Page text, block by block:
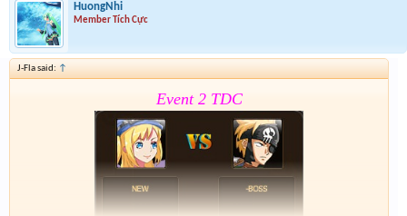
HuongNhi
Member Tích Cực
J-Fla said: ↑
Event 2 TDC